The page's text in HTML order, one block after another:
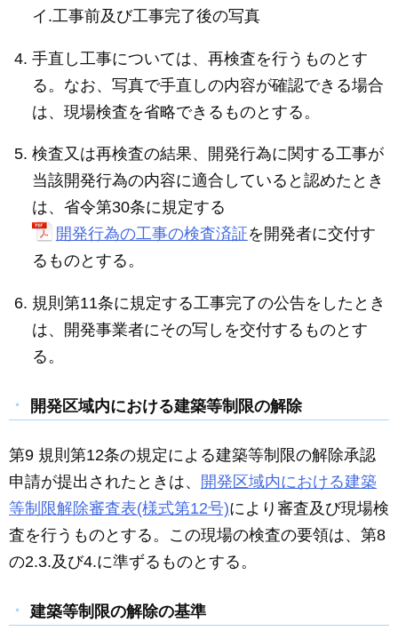
イ.工事前及び工事完了後の写真
手直し工事については、再検査を行うものとす
る。なお、写真で手直しの内容が確認できる場合
は、現場検査を省略できるものとする。
検査又は再検査の結果、開発行為に関する工事が
当該開発行為の内容に適合していると認めたとき
は、省令第30条に規定する
開発行為の工事の検査済証を開発者に交付す
るものとする。
規則第11条に規定する工事完了の公告をしたとき
は、開発事業者にその写しを交付するものとす
る。
開発区域内における建築等制限の解除
第9 規則第12条の規定による建築等制限の解除承認
申請が提出されたときは、 開発区域内における建築
等制限解除審査表(様式第12号)により審査及び現場検
査を行うものとする。この現場の検査の要領は、第8
の2.3.及び4.に準ずるものとする。
建築等制限の解除の基準